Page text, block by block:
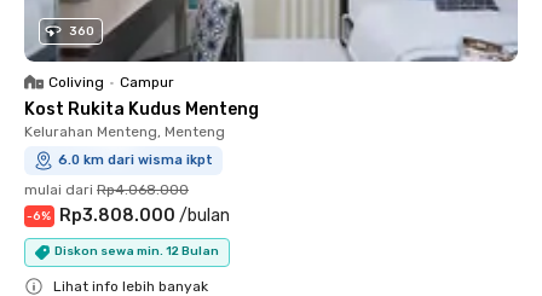
360
Coliving • Campur
Kost Rukita Kudus Menteng
Kelurahan Menteng, Menteng
6.0 km dari wisma ikpt
mulai dari Rp4.068.000
-6% Rp3.808.000 /bulan
Diskon sewa min. 12 Bulan
Lihat info lebih banyak